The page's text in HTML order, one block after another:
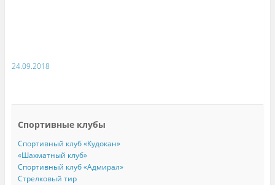
24.09.2018
Спортивные клубы
Спортивный клуб «Кудокан»
«Шахматный клуб»
Спортивный клуб «Адмирал»
Стрелковый тир